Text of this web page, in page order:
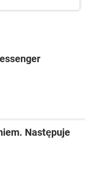
Następuje